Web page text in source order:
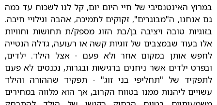
במרוץ האינטנסיבי של חיי היום יום, קל לנו לשכוח עד כמה
גם אנחנו, ה"מבוגרים", זקוקים לתמיכה, אהבה וגילויי חיבה.
בזוגיות טובה ויציבה בן/בת הזוג מספק/ת תחושות וחוויות
אלו בעוד שבמצבים של זוגיות קשה או רעועה, גדלה הנטייה
לחפש אותן במקום אחר ולא פעם - אצל הילד. ילדים,
ובפרט ילדים אשר ניחנים ברגישות ובגרות, נכנסים לא פעם
לתפקיד של "תחליפי בני זוג" - תפקיד שההורה והילד
עשויים ליהנות ממנו בטווח הקרוב, אך הוא מלווה במחירים